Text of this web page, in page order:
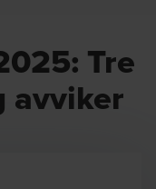
Tre
avviker